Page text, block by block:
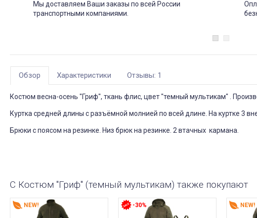
Мы доставляем Ваши заказы по всей России
транспортными компаниями.
Обзор Характеристики Отзывы: 1
Костюм весна-осень "Гриф", ткань флис, цвет "темный мультикам" .
Куртка средней длины с разъёмной молнией по всей длине. На куртке 3
Брюки с поясом на резинке. Низ брюк на резинке. 2 втачных кармана.
С Костюм "Гриф" (темный мультикам) также покупают
NEW! -30% NEW!